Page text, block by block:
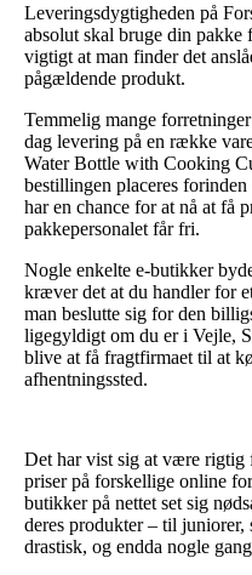
Leveringsdygtigheden på
absolut skal bruge din
vigtigt at man finder det
pågældende produkt.
Temmelig mange
dag levering på en række
Water Bottle with Cooking
bestillingen placeres
har en chance for at nå at få
pakkepersonalet får fri.
Nogle enkelte e-butikker
kræver det at du handler for
man beslutte sig for den
ligegyldigt om du er i Vejle,
blive at få fragtfirmaet til at
afhentningssted.
Det har vist sig at være rigtig
priser på forskellige online
butikker på nettet set sig
deres produkter – til
drastisk, og endda nogle